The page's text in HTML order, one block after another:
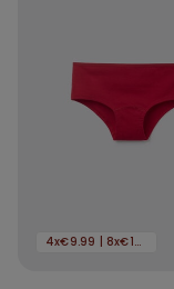
4x€9.99 | 8x€16.99